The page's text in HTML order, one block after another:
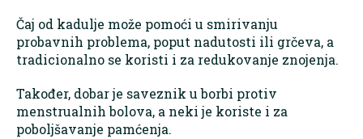
Čaj od kadulje može pomoći u smirivanju
probavnih problema, poput nadutosti ili grčeva, a
tradicionalno se koristi i za redukovanje znojenja.
Također, dobar je saveznik u borbi protiv
menstrualnih bolova, a neki je koriste i za
poboljšavanje pamćenja.